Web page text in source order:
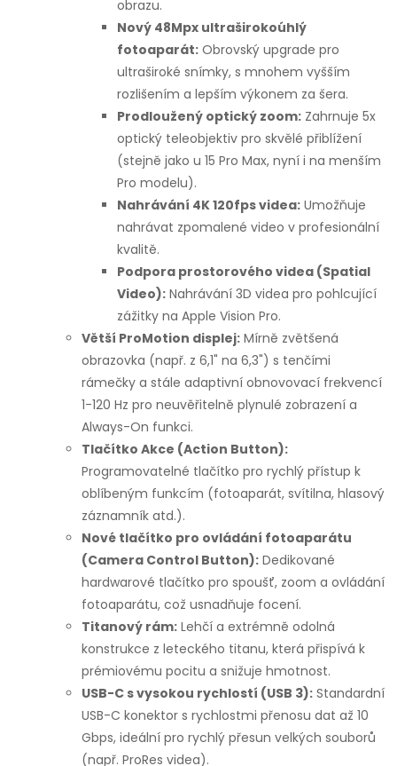
obrazu.
Nový 48Mpx ultraširokoúhlý
fotoaparát: Obrovský upgrade pro
ultraširoké snímky, s mnohem vyšším
rozlišením a lepším výkonem za šera.
Prodloužený optický zoom: Zahrnuje 5x
optický teleobjektiv pro skvělé přiblížení
(stejně jako u 15 Pro Max, nyní i na menším
Pro modelu).
Nahrávání 4K 120fps videa: Umožňuje
nahrávat zpomalené video v profesionální
kvalitě.
Podpora prostorového videa (Spatial
Video): Nahrávání 3D videa pro pohlcující
zážitky na Apple Vision Pro.
Větší ProMotion displej: Mírně zvětšená
obrazovka (např. z 6,1" na 6,3") s tenčími
rámečky a stále adaptivní obnovovací frekvencí
1-120 Hz pro neuvěřitelně plynulé zobrazení a
Always-On funkci.
Tlačítko Akce (Action Button):
Programovatelné tlačítko pro rychlý přístup k
oblíbeným funkcím (fotoaparát, svítilna, hlasový
záznamník atd.).
Nové tlačítko pro ovládání fotoaparátu
(Camera Control Button): Dedikované
hardwarové tlačítko pro spoušť, zoom a ovládání
fotoaparátu, což usnadňuje focení.
Titanový rám: Lehčí a extrémně odolná
konstrukce z leteckého titanu, která přispívá k
prémiovému pocitu a snižuje hmotnost.
USB-C s vysokou rychlostí (USB 3): Standardní
USB-C konektor s rychlostmi přenosu dat až 10
Gbps, ideální pro rychlý přesun velkých souborů
(např. ProRes videa).